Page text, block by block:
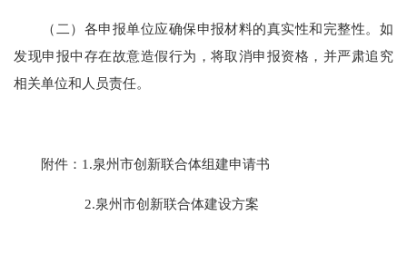
（二）各申报单位应确保申报材料的真实性和完整性。如
发现申报中存在故意造假行为，将取消申报资格，并严肃追究
相关单位和人员责任。
附件：1.泉州市创新联合体组建申请书
2.泉州市创新联合体建设方案